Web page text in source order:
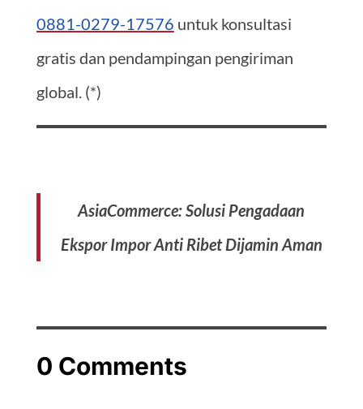
0881-0279-17576 untuk konsultasi
gratis dan pendampingan pengiriman
global. (*)
AsiaCommerce: Solusi Pengadaan
Ekspor Impor Anti Ribet Dijamin Aman
0 Comments